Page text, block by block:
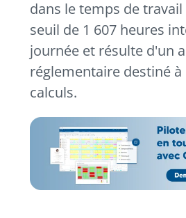
dans le temps de travail
seuil de 1 607 heures
journée et résulte d'un
réglementaire destiné
calculs.